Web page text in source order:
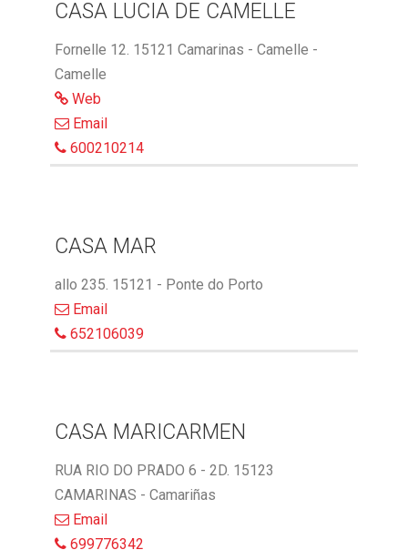
CASA LUCIA DE CAMELLE
Fornelle 12. 15121 Camarinas - Camelle -
Camelle
Web
Email
600210214
CASA MAR
allo 235. 15121 - Ponte do Porto
Email
652106039
CASA MARICARMEN
RUA RIO DO PRADO 6 - 2D. 15123
CAMARINAS - Camariñas
Email
699776342